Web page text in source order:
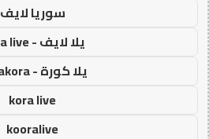
سوريا لايف
يلا لايف - yalla live
يلا كورة - yallakora
kora live
kooralive